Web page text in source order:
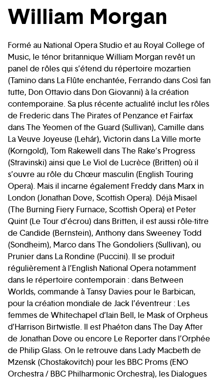
William Morgan
Formé au National Opera Studio et au Royal College of
Music, le ténor britannique William Morgan revêt un
panel de rôles qui s’étend du répertoire mozartien
(Tamino dans La Flûte enchantée, Ferrando dans Così fan
tutte, Don Ottavio dans Don Giovanni) à la création
contemporaine. Sa plus récente actualité inclut les rôles
de Frederic dans The Pirates of Penzance et Fairfax
dans The Yeomen of the Guard (Sullivan), Camille dans
La Veuve Joyeuse (Lehár), Victorin dans La Ville morte
(Korngold), Tom Rakewell dans The Rake’s Progress
(Stravinski) ainsi que Le Viol de Lucrèce (Britten) où il
s’ouvre au rôle du Chœur masculin (English Touring
Opera). Mais il incarne également Freddy dans Marx in
London (Jonathan Dove, Scottish Opera). Déjà Misael
(The Burning Fiery Furnace, Scottish Opera) et Peter
Quint (Le Tour d’écrou) dans Britten, il est aussi rôle-titre
de Candide (Bernstein), Anthony dans Sweeney Todd
(Sondheim), Marco dans The Gondoliers (Sullivan), ou
Prunier dans La Rondine (Puccini). Il se produit
régulièrement à l’English National Opera notamment
dans le répertoire contemporain : dans Between
Worlds, commande à Tansy Davies pour le Barbican,
pour la création mondiale de Jack l’éventreur : Les
femmes de Whitechapel d’Iain Bell, le Mask of Orpheus
d’Harrison Birtwistle. Il est Phaéton dans The Day After
de Jonathan Dove ou encore Le Reporter dans l’Orphée
de Philip Glass. On le retrouve dans Lady Macbeth de
Mzensk (Chostakovitch) pour les BBC Proms (ENO
Orchestra / BBC Philharmonic Orchestra), les Dialogues